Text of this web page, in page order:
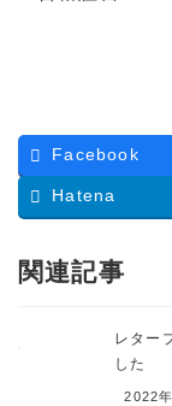
Facebook
Hatena
関連記事
レター
した
2022